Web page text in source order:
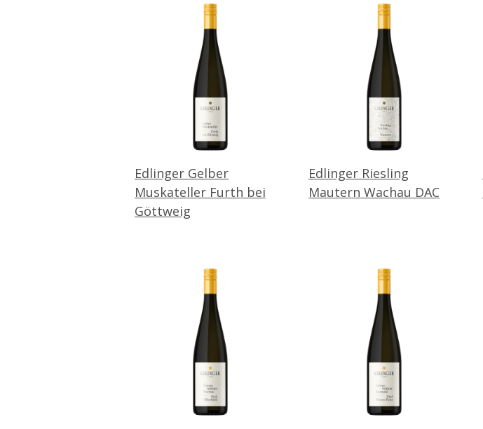
Edlinger Gelber
Muskateller Furth bei
Göttweig
Edlinger Riesling
Mautern Wachau DAC